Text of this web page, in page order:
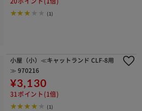
(1)
小屋（小）≪キャットランド CLF-8用
≫ 970216
¥3,130
31ポイント(1倍)
(1)